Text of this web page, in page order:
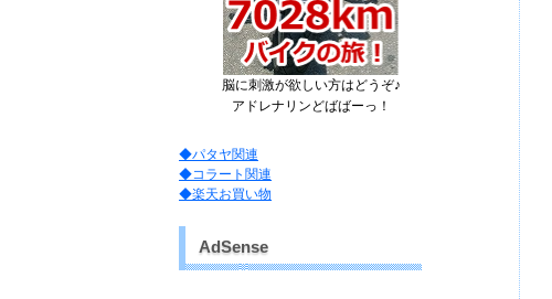
脳に刺激が欲しい方はどうぞ♪
アドレナリンどばばーっ！
◆パタヤ関連
◆コラート関連
◆楽天お買い物
AdSense